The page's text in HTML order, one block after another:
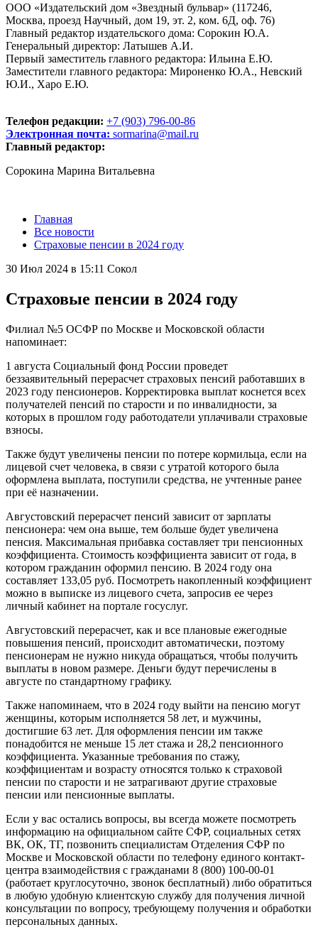
ООО «Издательский дом «Звездный бульвар» (117246,
Москва, проезд Научный, дом 19, эт. 2, ком. 6Д, оф. 76)
Главный редактор издательского дома: Сорокин Ю.А.
Генеральный директор: Латышев А.И.
Первый заместитель главного редактора: Ильина Е.Ю.
Заместители главного редактора: Мироненко Ю.А., Невский
Ю.И., Харо Е.Ю.
Телефон редакции: +7 (903) 796-00-86
Электронная почта: sormarina@mail.ru
Главный редактор:
Сорокина Марина Витальевна
Главная
Все новости
Страховые пенсии в 2024 году
30 Июл 2024 в 15:11 Сокол
Страховые пенсии в 2024 году
Филиал №5 ОСФР по Москве и Московской области
напоминает:
1 августа Социальный фонд России проведет
беззаявительный перерасчет страховых пенсий работавших в
2023 году пенсионеров. Корректировка выплат коснется всех
получателей пенсий по старости и по инвалидности, за
которых в прошлом году работодатели уплачивали страховые
взносы.
Также будут увеличены пенсии по потере кормильца, если на
лицевой счет человека, в связи с утратой которого была
оформлена выплата, поступили средства, не учтенные ранее
при её назначении.
Августовский перерасчет пенсий зависит от зарплаты
пенсионера: чем она выше, тем больше будет увеличена
пенсия. Максимальная прибавка составляет три пенсионных
коэффициента. Стоимость коэффициента зависит от года, в
котором гражданин оформил пенсию. В 2024 году она
составляет 133,05 руб. Посмотреть накопленный коэффициент
можно в выписке из лицевого счета, запросив ее через
личный кабинет на портале госуслуг.
Августовский перерасчет, как и все плановые ежегодные
повышения пенсий, происходит автоматически, поэтому
пенсионерам не нужно никуда обращаться, чтобы получить
выплаты в новом размере. Деньги будут перечислены в
августе по стандартному графику.
Также напоминаем, что в 2024 году выйти на пенсию могут
женщины, которым исполняется 58 лет, и мужчины,
достигшие 63 лет. Для оформления пенсии им также
понадобится не меньше 15 лет стажа и 28,2 пенсионного
коэффициента. Указанные требования по стажу,
коэффициентам и возрасту относятся только к страховой
пенсии по старости и не затрагивают другие страховые
пенсии или пенсионные выплаты.
Если у вас остались вопросы, вы всегда можете посмотреть
информацию на официальном сайте СФР, социальных сетях
ВК, ОК, ТГ, позвонить специалистам Отделения СФР по
Москве и Московской области по телефону единого контакт-
центра взаимодействия с гражданами 8 (800) 100-00-01
(работает круглосуточно, звонок бесплатный) либо обратиться
в любую удобную клиентскую службу для получения личной
консультации по вопросу, требующему получения и обработки
персональных данных.